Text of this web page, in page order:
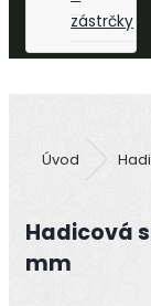
zástrčky
Úvod
Hadicová
mm